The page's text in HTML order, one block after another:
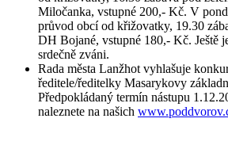
Miločanka, vstupné 200,- Kč. V
průvod obcí od křižovatky, 19.30
DH Bojané, vstupné 180,- Kč. Ještě
srdečně zváni.
Rada města Lanžhot vyhlašuje
ředitele/ředitelky Masarykovy
Předpokládaný termín nástupu
naleznete na našich